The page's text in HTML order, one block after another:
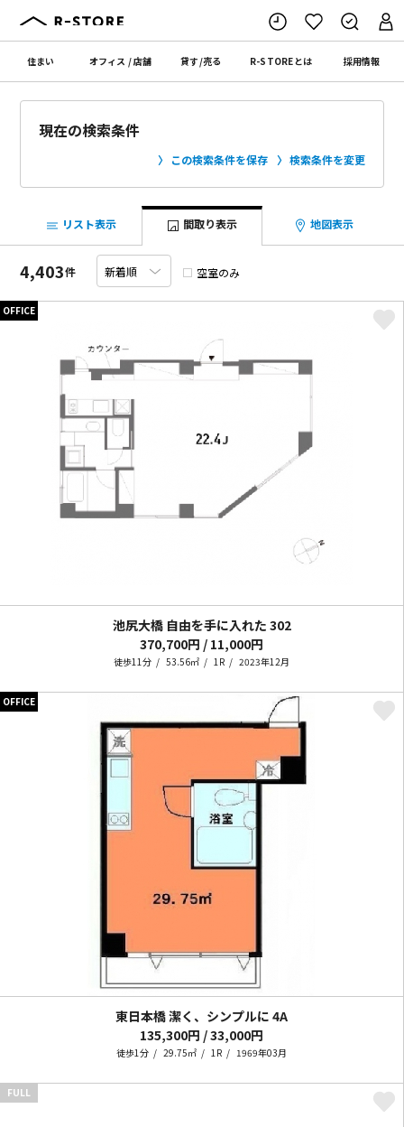
住まい オフィス /店舗 貸す/売る R-STOREとは 採用情報
現在の検索条件
検索条件を変更
この検索条件を保存
リスト表示 間取り表示 地図表示
4,403件 空室のみ
OFFICE
池尻大橋 自由を手に入れた 302
370,700円 / 11,000円
徒歩11分 53.56㎡ 1R 2023年12月
OFFICE
東日本橋 潔く、シンプルに 4A
135,300円 / 33,000円
徒歩1分 29.75㎡ 1R 1969年03月
FULL